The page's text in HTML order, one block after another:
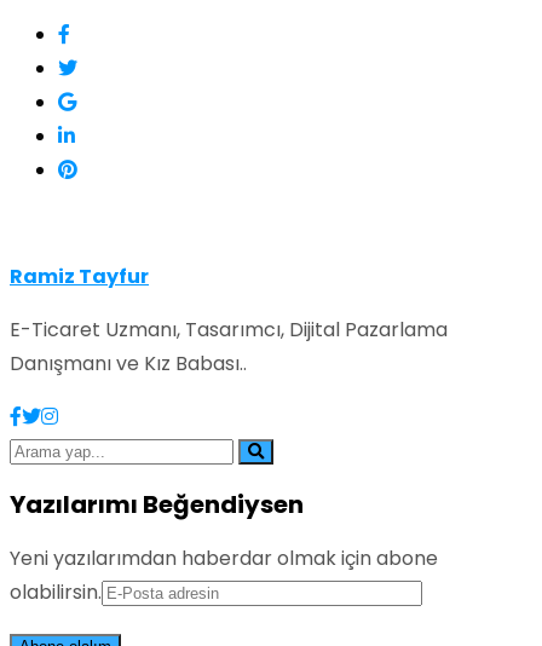
Ramiz Tayfur
E-Ticaret Uzmanı, Tasarımcı, Dijital Pazarlama
Danışmanı ve Kız Babası..
Yazılarımı Beğendiysen
Yeni yazılarımdan haberdar olmak için abone
olabilirsin.